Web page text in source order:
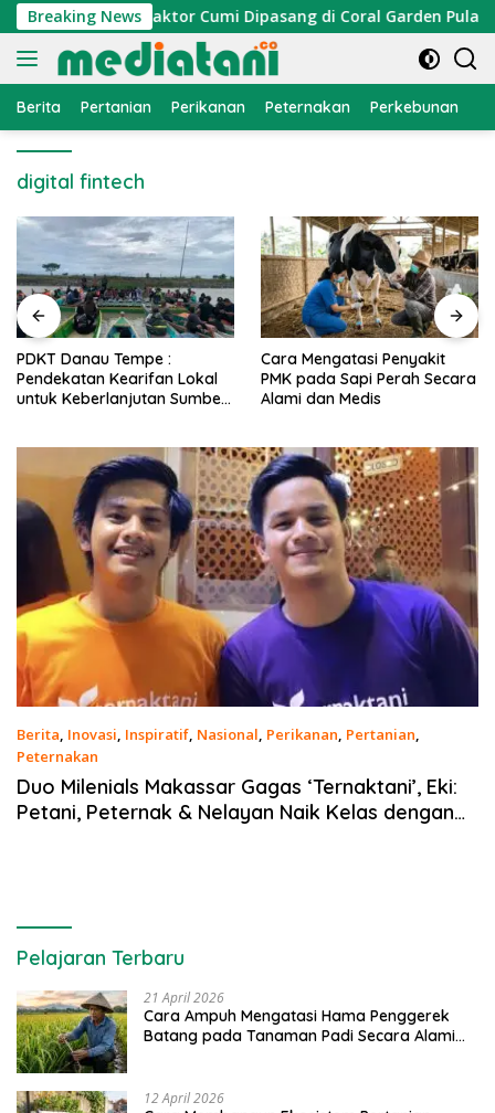
Langsung
ke
konten
Breaking News
Nelayan, Atraktor Cumi Dipasang di Coral Garden Pulau
Berita Pertanian Perikanan Peternakan Perkebunan
digital fintech
PDKT Danau Tempe :
Pendekatan Kearifan Lokal
untuk Keberlanjutan Sumber
Cara Mengatasi Penyakit
PMK pada Sapi Perah Secara
Alami dan Medis
Berita, Inovasi, Inspiratif, Nasional, Perikanan, Pertanian,
Peternakan
11 Februari 2021
Duo Milenials Makassar Gagas ‘Ternaktani’, Eki:
Petani, Peternak & Nelayan Naik Kelas dengan
Pelajaran Terbaru
21 April 2026
Cara Ampuh Mengatasi Hama Penggerek
Batang pada Tanaman Padi Secara Alami
12 April 2026